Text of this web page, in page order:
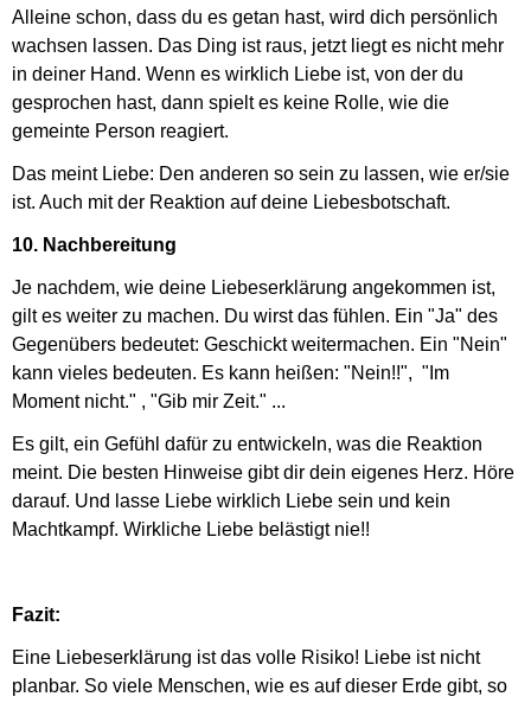
Alleine schon, dass du es getan hast, wird dich persönlich
wachsen lassen. Das Ding ist raus, jetzt liegt es nicht mehr
in deiner Hand. Wenn es wirklich Liebe ist, von der du
gesprochen hast, dann spielt es keine Rolle, wie die
gemeinte Person reagiert.
Das meint Liebe: Den anderen so sein zu lassen, wie er/sie
ist. Auch mit der Reaktion auf deine Liebesbotschaft.
10. Nachbereitung
Je nachdem, wie deine Liebeserklärung angekommen ist,
gilt es weiter zu machen. Du wirst das fühlen. Ein "Ja" des
Gegenübers bedeutet: Geschickt weitermachen. Ein "Nein"
kann vieles bedeuten. Es kann heißen: "Nein!!", "Im
Moment nicht." , "Gib mir Zeit." ...
Es gilt, ein Gefühl dafür zu entwickeln, was die Reaktion
meint. Die besten Hinweise gibt dir dein eigenes Herz. Höre
darauf. Und lasse Liebe wirklich Liebe sein und kein
Machtkampf. Wirkliche Liebe belästigt nie!!
Fazit:
Eine Liebeserklärung ist das volle Risiko! Liebe ist nicht
planbar. So viele Menschen, wie es auf dieser Erde gibt, so